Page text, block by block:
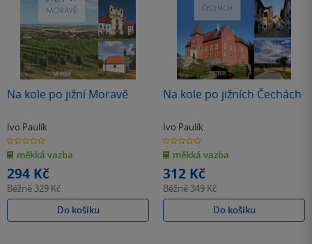
Na kole po jižní Moravě
Ivo Paulík
0.0
z
5
hvězdiček
měkká vazba
294 Kč
Běžně 329 Kč
Do košíku
Na kole po jižních Čechách
Ivo Paulík
0.0
z
5
hvězdiček
měkká vazba
312 Kč
Běžně 349 Kč
Do košíku